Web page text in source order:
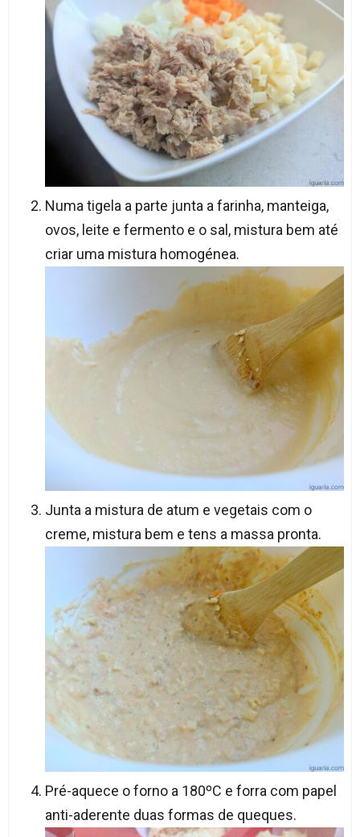
Numa tigela a parte junta a farinha, manteiga,
ovos, leite e fermento e o sal, mistura bem até
criar uma mistura homogénea.
Junta a mistura de atum e vegetais com o
creme, mistura bem e tens a massa pronta.
Pré-aquece o forno a 180ºC e forra com papel
anti-aderente duas formas de queques.